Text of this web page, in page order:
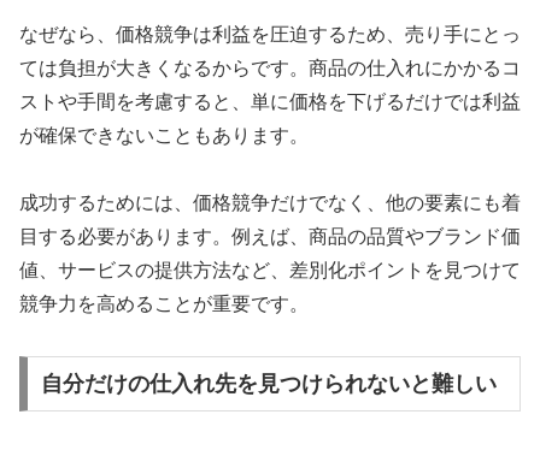
なぜなら、価格競争は利益を圧迫するため、売り手にとっ
ては負担が大きくなるからです。商品の仕入れにかかるコ
ストや手間を考慮すると、単に価格を下げるだけでは利益
が確保できないこともあります。
成功するためには、価格競争だけでなく、他の要素にも着
目する必要があります。例えば、商品の品質やブランド価
値、サービスの提供方法など、差別化ポイントを見つけて
競争力を高めることが重要です。
自分だけの仕入れ先を見つけられないと難しい